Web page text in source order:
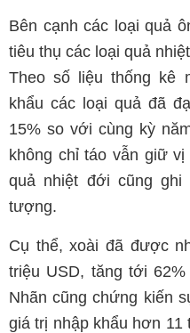
Bên cạnh các loại quả
tiêu thụ các loại quả
Theo số liệu thống kê
khẩu các loại quả đã
15% so với cùng kỳ
không chỉ táo vẫn giữ
quả nhiệt đới cũng
tượng.
Cụ thể, xoài đã được
triệu USD, tăng tới
Nhãn cũng chứng kiến
giá trị nhập khẩu hơn 11